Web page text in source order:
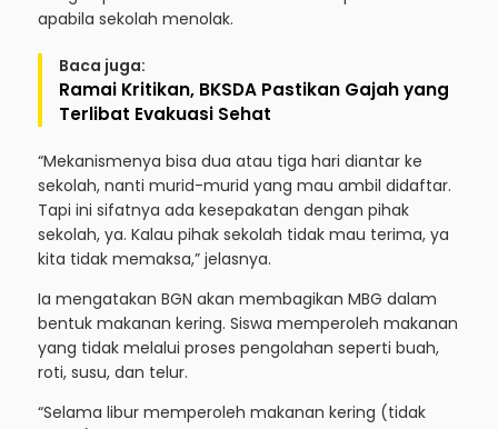
apabila sekolah menolak.
Baca juga:
Ramai Kritikan, BKSDA Pastikan Gajah yang
Terlibat Evakuasi Sehat
“Mekanismenya bisa dua atau tiga hari diantar ke
sekolah, nanti murid-murid yang mau ambil didaftar.
Tapi ini sifatnya ada kesepakatan dengan pihak
sekolah, ya. Kalau pihak sekolah tidak mau terima, ya
kita tidak memaksa,” jelasnya.
Ia mengatakan BGN akan membagikan MBG dalam
bentuk makanan kering. Siswa memperoleh makanan
yang tidak melalui proses pengolahan seperti buah,
roti, susu, dan telur.
“Selama libur memperoleh makanan kering (tidak